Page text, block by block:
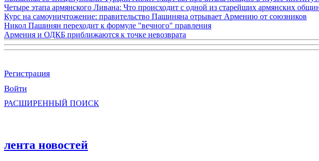
Четыре этапа армянского Ливана: Что происходит с одной из старейших армянских
Курс на самоуничтожение: правительство Пашиняна отрывает Армению от союзников
Никол Пашинян переходит к формуле "вечного" правления
Армения и ОДКБ приближаются к точке невозврата
Регистрация
Войти
РАСШИРЕННЫЙ ПОИСК
лента новостей